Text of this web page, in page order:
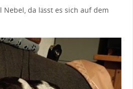
da lässt es sich auf dem